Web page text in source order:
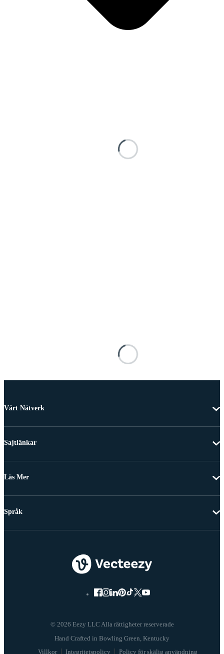
Vårt Nätverk
Sajtlänkar
Läs Mer
© 2026 Eezy LLC Alla rättigheter reserverade
Villkor Integritetspolicy Policy för skälig användning
Språk